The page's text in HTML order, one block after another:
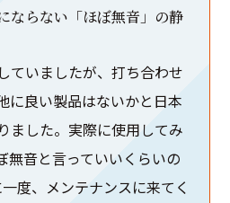
ならない「ほぼ無音」の静
ていましたが、打ち合わせ
に良い製品はないかと日本
ました。実際に使用してみ
無音と言っていいくらいの
度、メンテナンスに来てく